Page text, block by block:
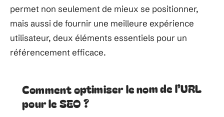
permet non seulement de mieux se positionner,
mais aussi de fournir une meilleure expérience
utilisateur, deux éléments essentiels pour un
référencement efficace.
Comment optimiser le nom de l’URL
pour le SEO ?